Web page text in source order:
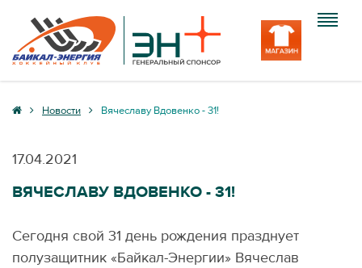
Клуб
Вход
Новости Вячеславу Вдовенко - 31!
17.04.2021
ВЯЧЕСЛАВУ ВДОВЕНКО - 31!
Сегодня свой 31 день рождения празднует
полузащитник «Байкал-Энергии» Вячеслав